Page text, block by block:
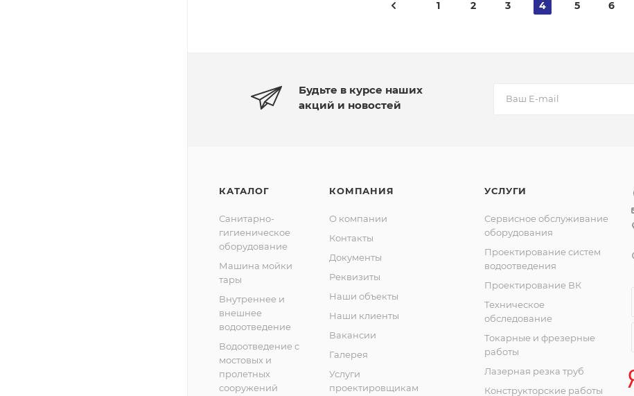
1 2 3 4 5 6
Будьте в курсе наших
акций и новостей
КАТАЛОГ
Санитарно-
гигиеническое
оборудование
Машина мойки
тары
Внутреннее и
внешнее
водоотведение
Водоотведение с
мостовых и
пролетных
сооружений
КОМПАНИЯ
О компании
Контакты
Документы
Реквизиты
Наши объекты
Наши клиенты
Вакансии
Галерея
Услуги
проектировщикам
УСЛУГИ
Сервисное обслуживание
оборудования
Проектирование систем
водоотведения
Проектирование ВК
Техническое
обследование
Токарные и фрезерные
работы
Лазерная резка труб
Конструкторские работы